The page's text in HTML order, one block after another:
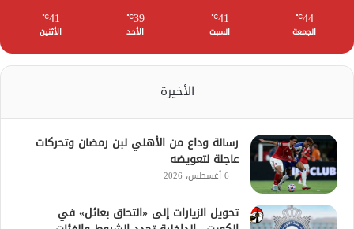
44
℃
الجمعة
41
℃
السبت
39
℃
الأحد
41
℃
الأثنين
الأخيرة
رسالة وداع من الأهلي لبن رمضان وتحركات
عاجلة لتعويضه
6 أغسطس، 2026
تحويل الزيارات إلى «التحاق بعائل» في